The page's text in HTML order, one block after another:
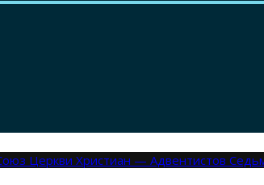
Церкви Христиан — Адвентистов